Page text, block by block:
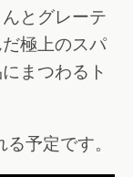
とグレーテ
極上のスパ
まつわるト
予定です。